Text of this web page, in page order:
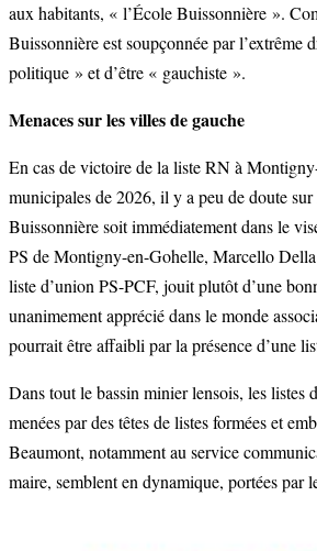
aux habitants, « l’École Buissonnière ».
Buissonnière est soupçonnée par l’extrême
politique » et d’être « gauchiste ».
Menaces sur les villes de gauche
En cas de victoire de la liste RN à
municipales de 2026, il y a peu de doute
Buissonnière soit immédiatement dans le
PS de Montigny-en-Gohelle, Marcello Della
liste d’union PS-PCF, jouit plutôt d’une
unanimement apprécié dans le monde
pourrait être affaibli par la présence d’une
Dans tout le bassin minier lensois, les listes
menées par des têtes de listes formées et
Beaumont, notamment au service
maire, semblent en dynamique, portées par